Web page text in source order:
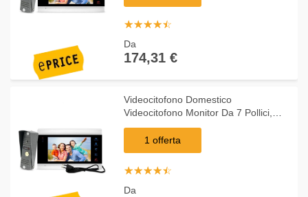
☆☆☆☆☆
★★★★★
Da
174,31 €
Videocitofono Domestico
Videocitofono Monitor Da 7 Pollici,
Videocamera Per Campanello Con
Scheda Di Memoria [ p201s1m706s1-
bin]
1 offerta
☆☆☆☆☆
★★★★★
Da